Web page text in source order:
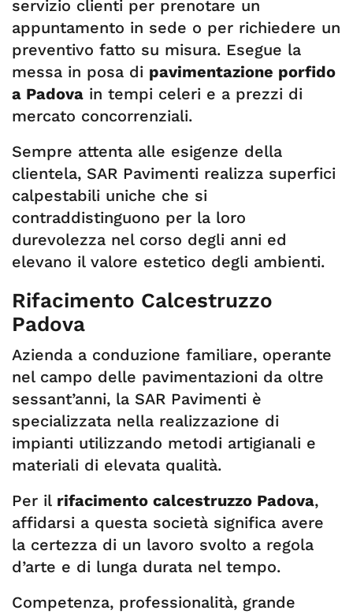
servizio clienti per prenotare un
appuntamento in sede o per richiedere un
preventivo fatto su misura. Esegue la
messa in posa di pavimentazione porfido
a Padova in tempi celeri e a prezzi di
mercato concorrenziali.
Sempre attenta alle esigenze della
clientela, SAR Pavimenti realizza superfici
calpestabili uniche che si
contraddistinguono per la loro
durevolezza nel corso degli anni ed
elevano il valore estetico degli ambienti.
Rifacimento Calcestruzzo
Padova
Azienda a conduzione familiare, operante
nel campo delle pavimentazioni da oltre
sessant’anni, la SAR Pavimenti è
specializzata nella realizzazione di
impianti utilizzando metodi artigianali e
materiali di elevata qualità.
Per il rifacimento calcestruzzo Padova,
affidarsi a questa società significa avere
la certezza di un lavoro svolto a regola
d’arte e di lunga durata nel tempo.
Competenza, professionalità, grande